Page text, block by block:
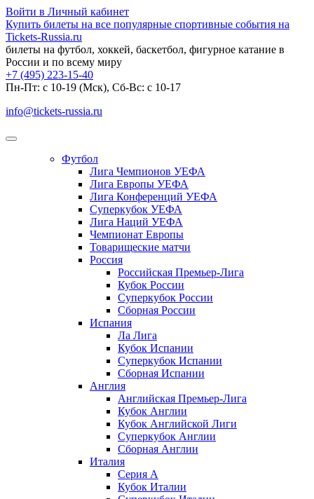
Войти в Личный кабинет
Купить билеты на все популярные спортивные события на
Tickets-Russia.ru
билеты на футбол, хоккей, баскетбол, фигурное катание в
России и по всему миру
+7 (495) 223-15-40
Пн-Пт: c 10-19 (Мск), Сб-Вс: с 10-17
info@tickets-russia.ru
Футбол
Лига Чемпионов УЕФА
Лига Европы УЕФА
Лига Конференций УЕФА
Суперкубок УЕФА
Лига Наций УЕФА
Чемпионат Европы
Товарищеские матчи
Россия
Российская Премьер-Лига
Кубок России
Суперкубок России
Сборная России
Испания
Ла Лига
Кубок Испании
Суперкубок Испании
Сборная Испании
Англия
Английская Премьер-Лига
Кубок Англии
Кубок Английской Лиги
Суперкубок Англии
Сборная Англии
Италия
Серия А
Кубок Италии